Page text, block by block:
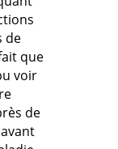
de
que
voir
de